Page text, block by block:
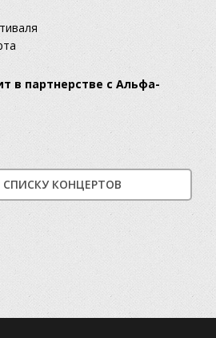
в партнерстве с Альфа-
СПИСКУ КОНЦЕРТОВ